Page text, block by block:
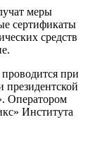
меры
сертификаты
средств
проводится при
Оператором
Института